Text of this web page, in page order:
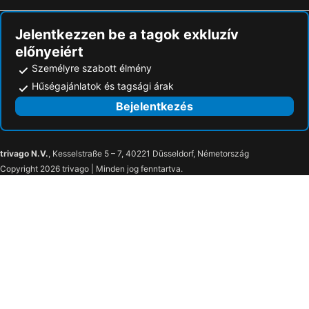
Krotiri Resort
Anassa Resort Halkidiki - Adults Only 18y Plus
Martha's Haus
Jelentkezzen be a tagok exkluzív
előnyeiért
Személyre szabott élmény
Hűségajánlatok és tagsági árak
Bejelentkezés
trivago N.V., Kesselstraße 5 – 7, 40221 Düsseldorf, Németország
Copyright 2026 trivago | Minden jog fenntartva.